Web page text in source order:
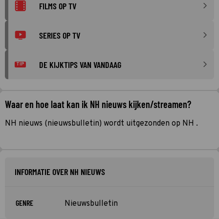
FILMS OP TV
SERIES OP TV
TIP DE KIJKTIPS VAN VANDAAG
Waar en hoe laat kan ik NH nieuws kijken/streamen?
NH nieuws (nieuwsbulletin) wordt uitgezonden op NH .
INFORMATIE OVER NH NIEUWS
GENRE Nieuwsbulletin